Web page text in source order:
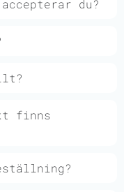
du?
finns